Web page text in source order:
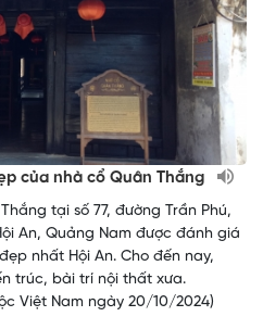
của nhà cổ Quân Thắng
tại số 77, đường Trần Phú,
An, Quảng Nam được đánh giá
nhất Hội An. Cho đến nay,
trúc, bài trí nội thất xưa.
Việt Nam ngày 20/10/2024)